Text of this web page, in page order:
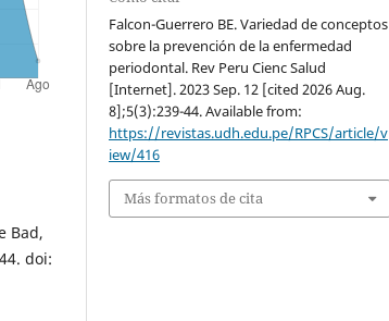
Bad,
doi:
Falcon-Guerrero BE. Variedad de conceptos
sobre la prevención de la enfermedad
periodontal. Rev Peru Cienc Salud
[Internet]. 2023 Sep. 12 [cited 2026 Aug.
8];5(3):239-44. Available from:
https://revistas.udh.edu.pe/RPCS/article/v
iew/416
Más formatos de cita